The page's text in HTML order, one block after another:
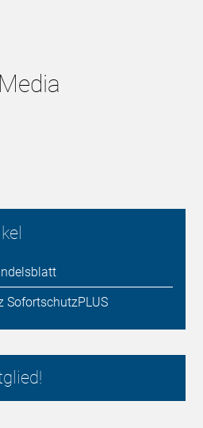
SofortschutzPLUS